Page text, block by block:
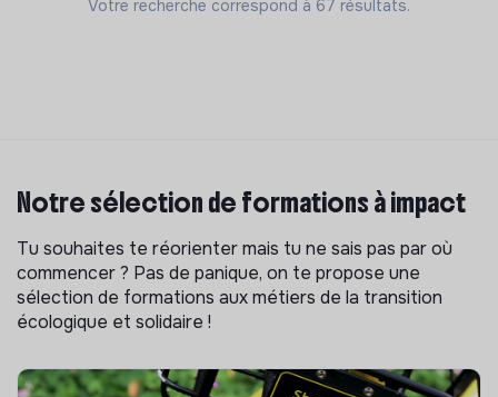
Votre recherche correspond à 67 résultats.
Notre sélection de formations à impact
Tu souhaites te réorienter mais tu ne sais pas par où
commencer ? Pas de panique, on te propose une
sélection de formations aux métiers de la transition
écologique et solidaire !